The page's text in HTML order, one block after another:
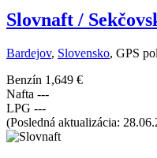
Slovnaft /
Bardejov, Slovensko, GPS
Benzín 1,649 €
Nafta ---
LPG ---
(Posledná aktualizácia: